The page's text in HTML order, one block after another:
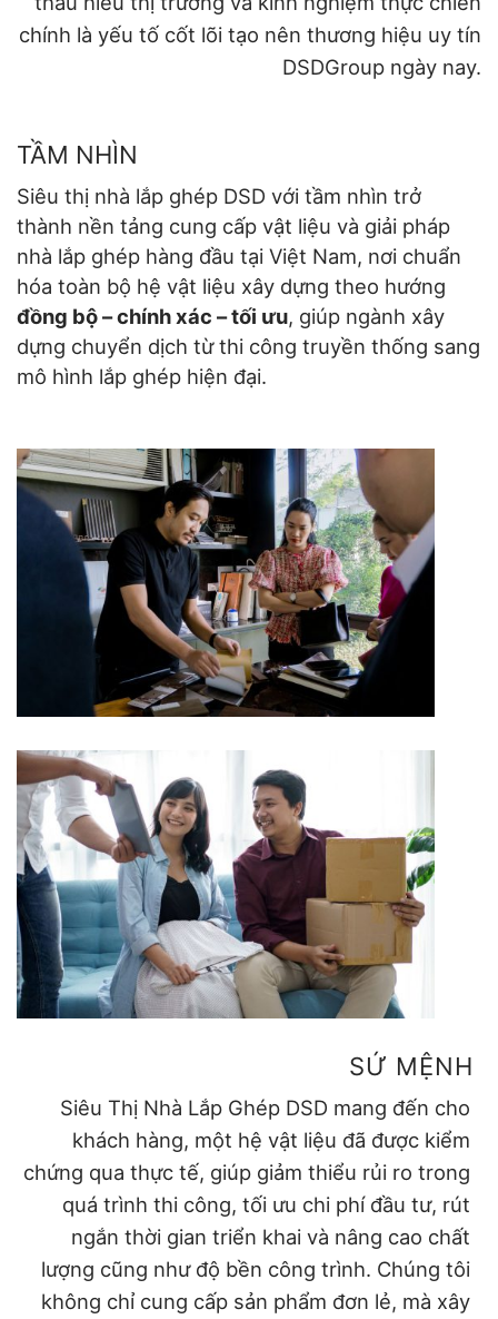
chính là yếu tố cốt lõi tạo nên thương hiệu uy tín
DSDGroup ngày nay.
TẦM NHÌN
Siêu thị nhà lắp ghép DSD với tầm nhìn trở
thành nền tảng cung cấp vật liệu và giải pháp
nhà lắp ghép hàng đầu tại Việt Nam, nơi chuẩn
hóa toàn bộ hệ vật liệu xây dựng theo hướng
đồng bộ – chính xác – tối ưu, giúp ngành xây
dựng chuyển dịch từ thi công truyền thống sang
mô hình lắp ghép hiện đại.
SỨ MỆNH
Siêu Thị Nhà Lắp Ghép DSD mang đến cho
khách hàng, một hệ vật liệu đã được kiểm
chứng qua thực tế, giúp giảm thiểu rủi ro trong
quá trình thi công, tối ưu chi phí đầu tư, rút
ngắn thời gian triển khai và nâng cao chất
lượng cũng như độ bền công trình. Chúng tôi
không chỉ cung cấp sản phẩm đơn lẻ, mà xây